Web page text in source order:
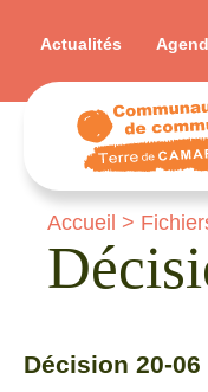
Actualités
Accueil >
Décision 20-